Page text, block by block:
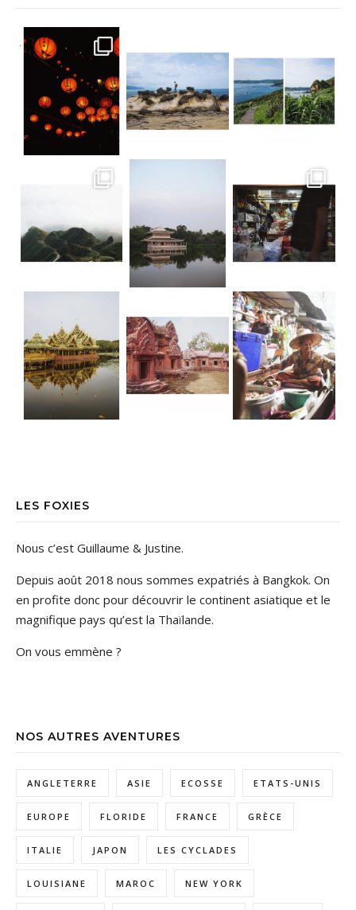
Jiufen • Taïwan Comme un air de Miyaz
• Floating market TGIF ! La bonne nou
LES FOXIES
Nous c’est Guillaume & Justine.
Depuis août 2018 nous sommes expatriés à Bangkok. On
en profite donc pour découvrir le continent asiatique et le
magnifique pays qu’est la Thaïlande.
On vous emmène ?
NOS AUTRES AVENTURES
ANGLETERRE ASIE ECOSSE ETATS-UNIS
EUROPE FLORIDE FRANCE GRÈCE
ITALIE JAPON LES CYCLADES
LOUISIANE MAROC NEW YORK